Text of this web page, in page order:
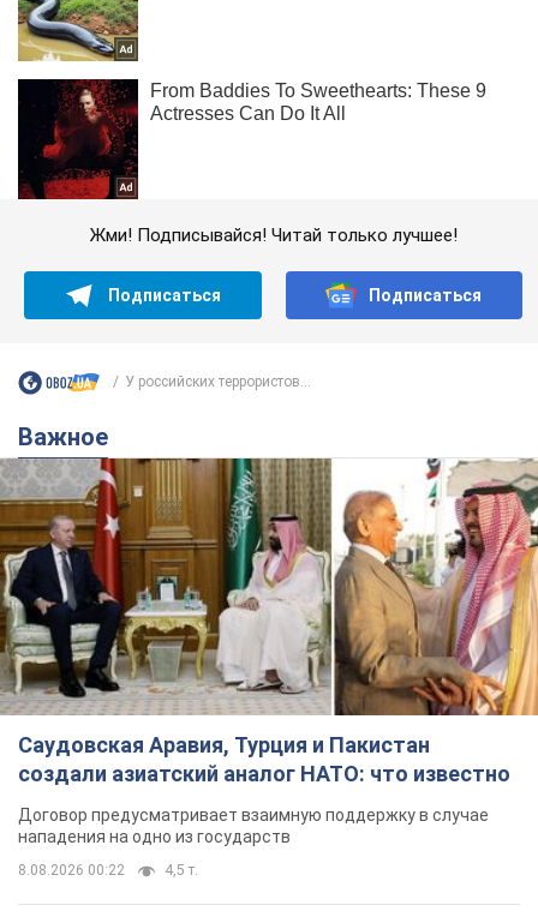
Жми! Подписывайся! Читай только лучшее!
Подписаться Подписаться
У российских террористов...
Важное
Саудовская Аравия, Турция и Пакистан
создали азиатский аналог НАТО: что известно
Договор предусматривает взаимную поддержку в случае
нападения на одно из государств
8.08.2026 00:22 4,5 т.